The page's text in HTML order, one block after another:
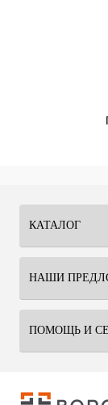
КАТАЛОГ
НАШИ
ПОМОЩЬ И